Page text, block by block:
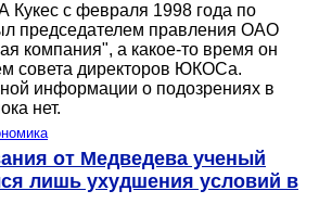
с февраля 1998 года по
председателем правления ОАО
компания", а какое-то время он
совета директоров ЮКОСа.
информации о подозрениях в
нет.
от Медведева ученый
лишь ухудшения условий в